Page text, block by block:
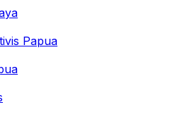
Papua